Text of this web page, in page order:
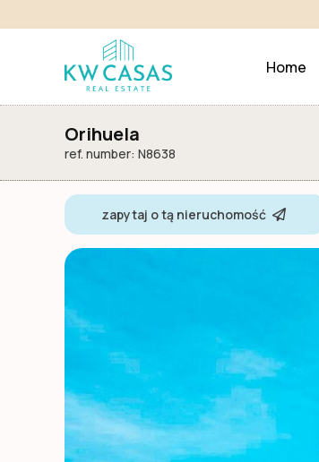
Home
Orihuela
ref. number: N8638
zapytaj o tą nieruchomość